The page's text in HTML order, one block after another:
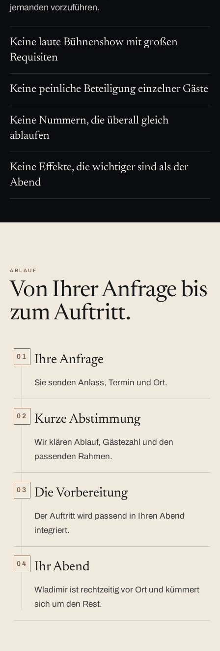
jemanden vorzuführen.
Keine laute Bühnenshow mit großen
Requisiten
Keine peinliche Beteiligung einzelner Gäste
Keine Nummern, die überall gleich
ablaufen
Keine Effekte, die wichtiger sind als der
Abend
ABLAUF
Von Ihrer Anfrage bis
zum Auftritt.
01 Ihre Anfrage
Sie senden Anlass, Termin und Ort.
02 Kurze Abstimmung
Wir klären Ablauf, Gästezahl und den
passenden Rahmen.
03 Die Vorbereitung
Der Auftritt wird passend in Ihren Abend
integriert.
04 Ihr Abend
Wladimir ist rechtzeitig vor Ort und kümmert
sich um den Rest.